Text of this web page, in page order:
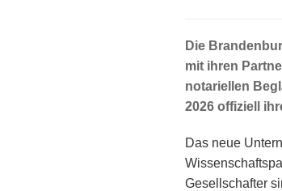
Die
mit ihren
notariellen
2026 offiziell
Das neue
Gesellschafter